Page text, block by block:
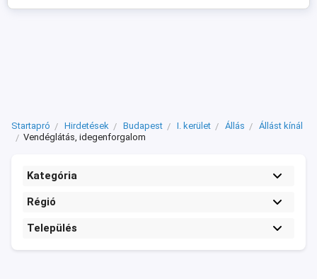
érdeklődhetsz. ...
Startapró Hirdetések Budapest I. kerület Állás
Állást kínál
Vendéglátás, idegenforgalom
Kategória
Régió
Település